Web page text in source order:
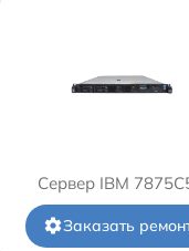
Сервер IBM
Заказать